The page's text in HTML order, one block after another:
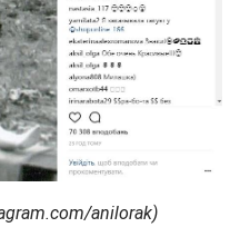
anilorak)